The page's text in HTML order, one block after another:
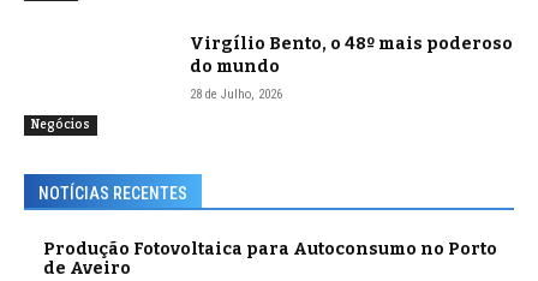
Negócios
Virgílio Bento, o 48º mais poderoso
do mundo
28 de Julho, 2026
NOTÍCIAS RECENTES
Produção Fotovoltaica para Autoconsumo no Porto
de Aveiro